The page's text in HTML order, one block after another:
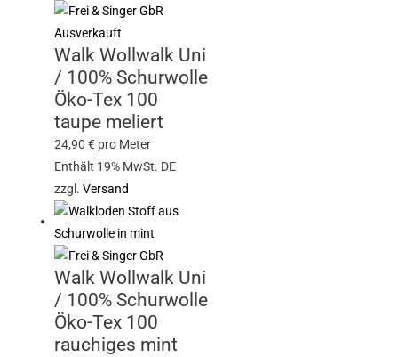
Ausverkauft
Walk Wollwalk Uni
/ 100% Schurwolle
Öko-Tex 100
taupe meliert
24,90€ pro Meter
Enthält 19% MwSt. DE
zzgl.Versand
Walk Wollwalk Uni
/ 100% Schurwolle
Öko-Tex 100
rauchiges mint